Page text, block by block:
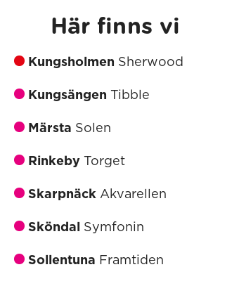
Här finns vi
Kungsholmen Sherwood
Kungsängen Tibble
Märsta Solen
RinkebyTorget
SkarpnäckAkvarellen
Sköndal Symfonin
Sollentuna Framtiden